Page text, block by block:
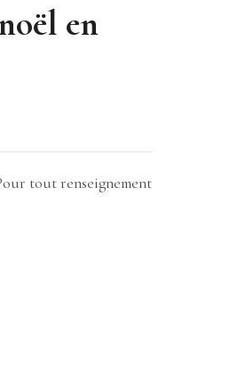
en
tout renseignement